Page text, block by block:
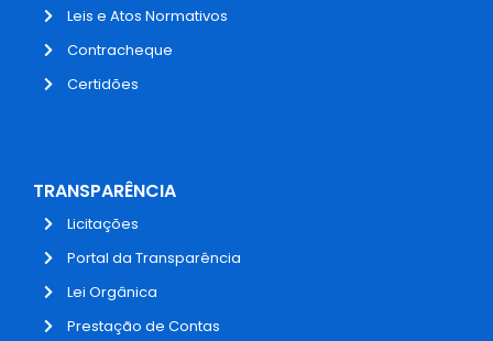
Leis e Atos Normativos
Contracheque
Certidões
TRANSPARÊNCIA
Licitações
Portal da Transparência
Lei Orgânica
Prestação de Contas